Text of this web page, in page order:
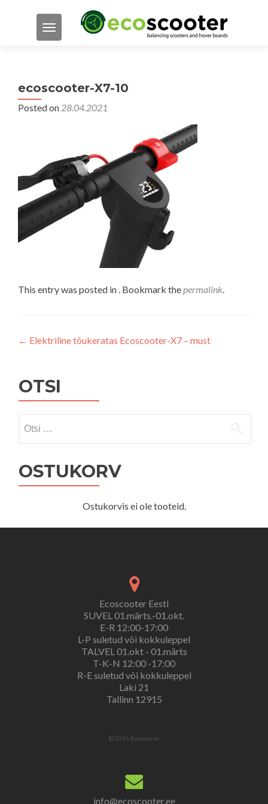
TOGGLE NAVIGATION
ecoscooter-X7-10
Posted on 28.04.2021
This entry was posted in . Bookmark thepermalink.
Navigeerimine
← Elektriline tõukeratas Ecoscooter-X7 – must
OTSI
OSTUKORV
Ostukorvis ei ole tooteid.
Ecoscooter Eesti
SUVEL 01.märts.-01.okt.
E-R 12:00-17:00
L-P suletud või kokkuleppel
TALVEL 01.okt - 01.märts
T-K-N 12:00 -17:00
R-E suletud või kokkuleppel
Laki 21
Tallinn 12915
© 2016 Ecoscooter.
info@ecoscooter.ee